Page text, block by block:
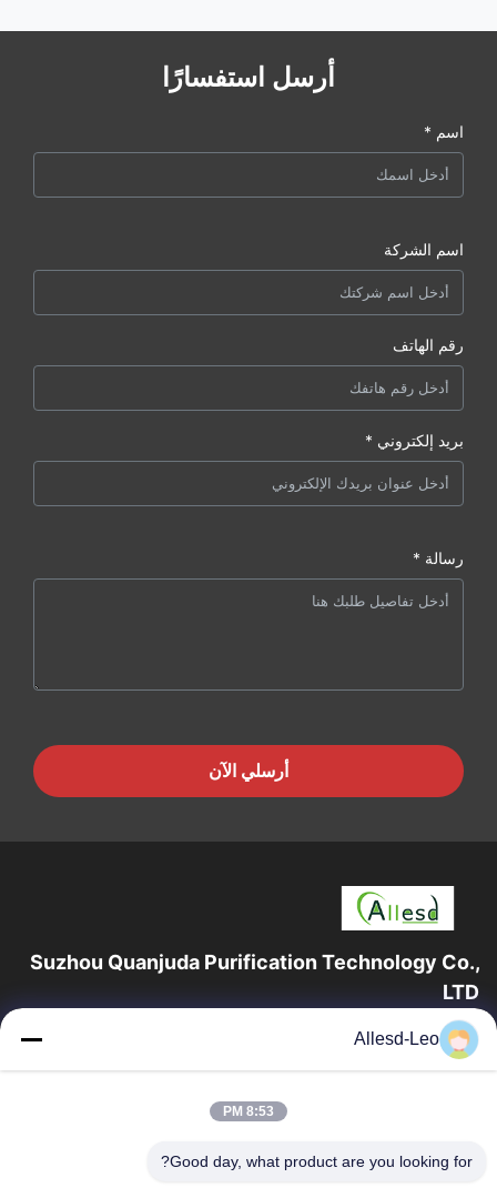
أرسل استفسارًا
اسم *
اسم الشركة
رقم الهاتف
بريد إلكتروني *
رسالة *
أرسلي الآن
Suzhou Quanjuda Purification Technology Co.,
LTD
16 عامًا من الخبرة ، بصفتنا مصنعًا ومصدرًا رائدًا لمنتجات البيئة والتنمية
المستدامة وغرف الأبحاث ، فإننا نقدم مجموعة كاملة من معدات
الصفحة الرئيسية
منتجات
Allesd-Leo
8:53 PM
Good day, what product are you looking for?